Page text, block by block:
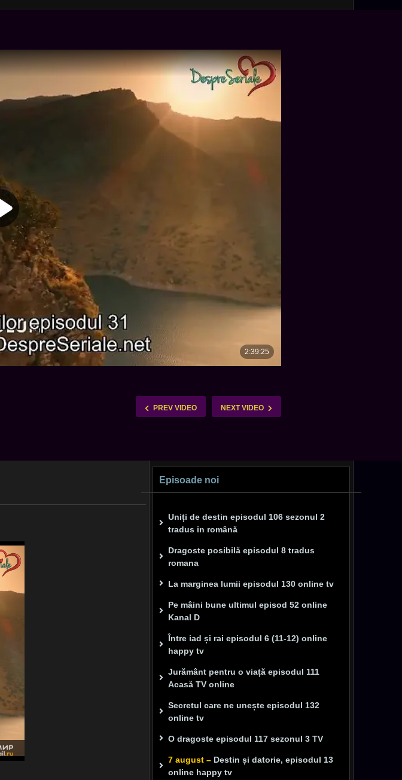
PREV VIDEO NEXT VIDEO
Episoade noi
Uniți de destin episodul 106 sezonul 2
tradus in română
Dragoste posibilă episodul 8 tradus
romana
La marginea lumii episodul 130 online tv
Pe mâini bune ultimul episod 52 online
Kanal D
Între iad și rai episodul 6 (11-12) online
happy tv
Jurământ pentru o viață episodul 111
Acasă TV online
Secretul care ne unește episodul 132
online tv
O dragoste episodul 117 sezonul 3 TV
7 august – Destin și datorie, episodul 13
online happy tv